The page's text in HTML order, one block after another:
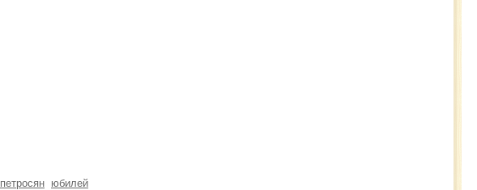
петросян юбилей